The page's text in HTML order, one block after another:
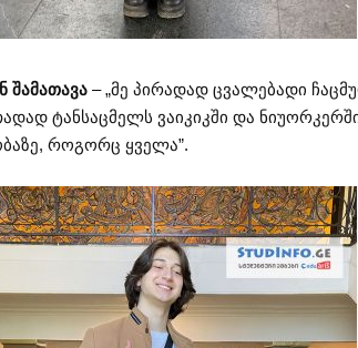
შამათავა – „მე პირადად ცვალებადი
ტანსაცმელს ვაიკიკში და
როგორც ყველა”.